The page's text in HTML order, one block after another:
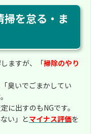
を怠る・ま
ますが、「掃除のやり
臭いでごまかしてい
に出すのもNGです。
い」とマイナス評価を